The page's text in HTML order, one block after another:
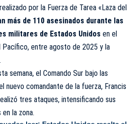
por la Fuerza de Tarea «Laza del
más de 110 asesinados durante las
militares de Estados Unidos en el
Pacífico, entre agosto de 2025 y la
semana, el Comando Sur bajo las
nuevo comandante de la fuerza, Francis
tres ataques, intensificando sus
la zona.